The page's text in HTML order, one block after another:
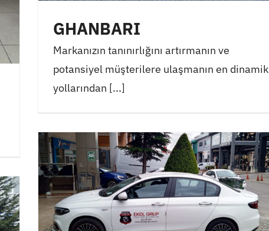
GHANBARI
Markanızın tanınırlığını artırmanın ve
potansiyel müşterilere ulaşmanın en dinamik
yollarından [...]